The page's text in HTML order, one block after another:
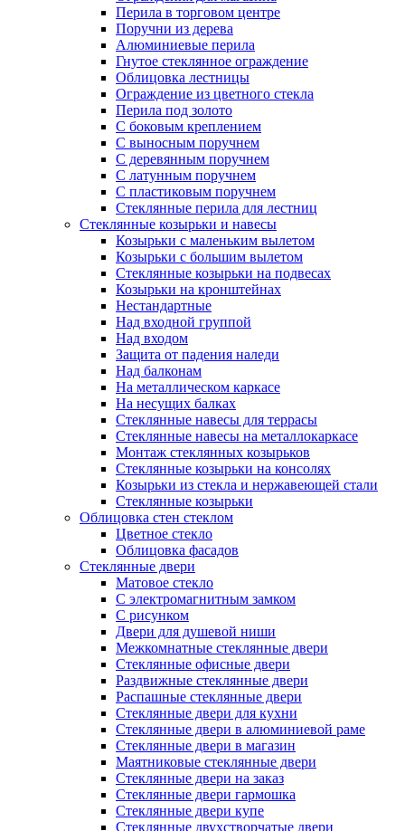
Перила в торговом центре
Поручни из дерева
Алюминиевые перила
Гнутое стеклянное ограждение
Облицовка лестницы
Ограждение из цветного стекла
Перила под золото
С боковым креплением
С выносным поручнем
С деревянным поручнем
С латунным поручнем
С пластиковым поручнем
Стеклянные перила для лестниц
Стеклянные козырьки и навесы
Козырьки с маленьким вылетом
Козырьки с большим вылетом
Стеклянные козырьки на подвесах
Козырьки на кронштейнах
Нестандартные
Над входной группой
Над входом
Защита от падения наледи
Над балконам
На металлическом каркасе
На несущих балках
Стеклянные навесы для террасы
Стеклянные навесы на металлокаркасе
Монтаж стеклянных козырьков
Стеклянные козырьки на консолях
Козырьки из стекла и нержавеющей стали
Стеклянные козырьки
Облицовка стен стеклом
Цветное стекло
Облицовка фасадов
Стеклянные двери
Матовое стекло
С электромагнитным замком
С рисунком
Двери для душевой ниши
Межкомнатные стеклянные двери
Стеклянные офисные двери
Раздвижные стеклянные двери
Распашные стеклянные двери
Стеклянные двери для кухни
Стеклянные двери в алюминиевой раме
Стеклянные двери в магазин
Маятниковые стеклянные двери
Стеклянные двери на заказ
Стеклянные двери гармошка
Стеклянные двери купе
Стеклянные двухстворчатые двери